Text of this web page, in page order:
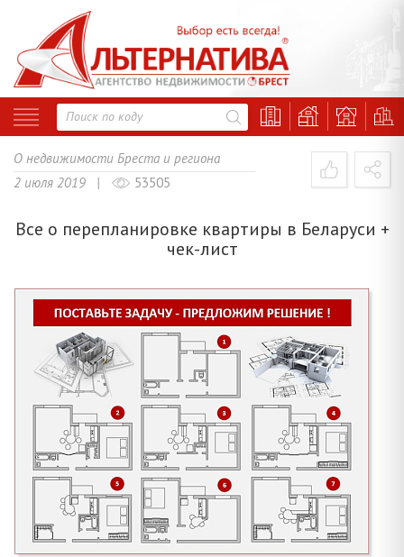
О недвижимости Бреста и региона
2 июля 2019 |
53505
Все о перепланировке квартиры в Беларуси +
чек-лист